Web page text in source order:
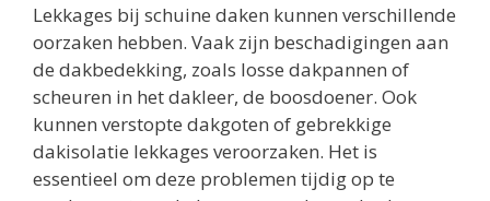
Lekkages bij schuine daken kunnen verschillende
oorzaken hebben. Vaak zijn beschadigingen aan
de dakbedekking, zoals losse dakpannen of
scheuren in het dakleer, de boosdoener. Ook
kunnen verstopte dakgoten of gebrekkige
dakisolatie lekkages veroorzaken. Het is
essentieel om deze problemen tijdig op te